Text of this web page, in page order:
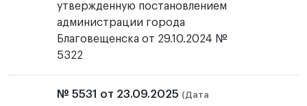
утвержденную постановлением
администрации города
Благовещенска от 29.10.2024 №
5322
№ 5531 от 23.09.2025 (Дата